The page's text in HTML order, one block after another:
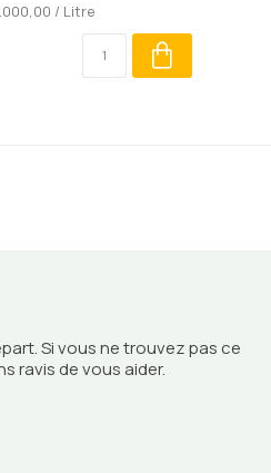
/ Litre
Si vous ne trouvez pas ce
ravis de vous aider.